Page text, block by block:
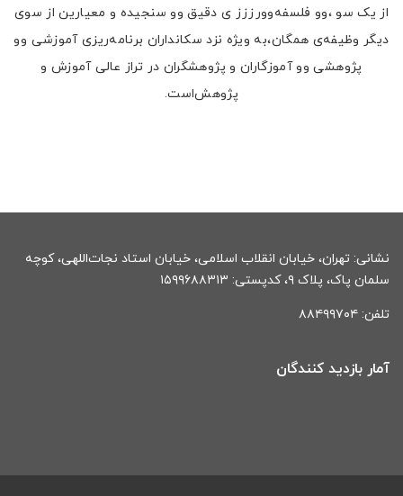
از یک سو ،وو فلسفه‌وورززز ی دقیق وو سنجیده و معیارین از سوی
دیگر وظیفه‌ی همگان،به ویژه نزد سکانداران برنامه‌ریزی آموزشی وو
پژوهشی وو آموزگاران و پژوهشگران در تراز عالی آموزش و
پژوهش‌است.
نشانی: تهران، خیابان انقلاب اسلامی، خیابان استاد نجات‌اللهی، کوچه
سلمان پاک، پلاک ۹، کدپستی: ۱۵۹۹۶۸۸۳۱۳
تلفن: ۸۸۴۹۹۷۰۴
آمار بازدید کنندگان